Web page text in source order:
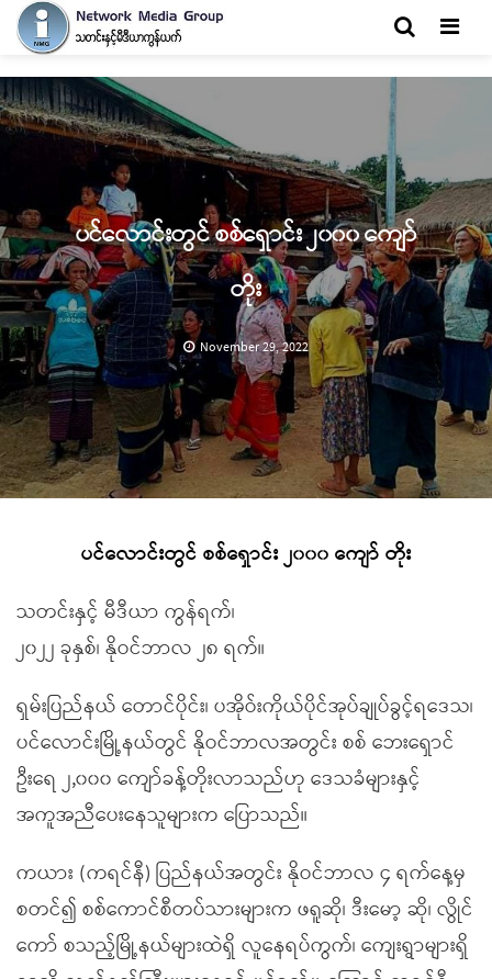
ပင်လောင်းတွင် စစ်ရှောင်း ၂၀၀၀ ကျော်
တိုး
November 29, 2022
ပင်လောင်းတွင် စစ်ရှောင်း ၂၀၀၀ ကျော် တိုး
သတင်းနှင့် မီဒီယာ ကွန်ရက်၊
၂၀၂၂ ခုနှစ်၊ နိုဝင်ဘာလ ၂၈ ရက်။
ရှမ်းပြည်နယ် တောင်ပိုင်း၊ ပအိုဝ်းကိုယ်ပိုင်အုပ်ချုပ်ခွင့်ရဒေသ၊
ပင်လောင်းမြို့နယ်တွင် နိုဝင်ဘာလအတွင်း စစ် ဘေးရှောင်
ဦးရေ ၂,၀၀၀ ကျော်ခန့်တိုးလာသည်ဟု ဒေသခံများနှင့်
အကူအညီပေးနေသူများက ပြောသည်။
ကယား (ကရင်နီ) ပြည်နယ်အတွင်း နိုဝင်ဘာလ ၄ ရက်နေ့မှ
စတင်၍ စစ်ကောင်စီတပ်သားများက ဖရူဆို၊ ဒီးမော့ ဆို၊ လွိုင်
ကော် စသည့်မြို့နယ်များထဲရှိ လူနေရပ်ကွက်၊ ကျေးရွာများရှိ